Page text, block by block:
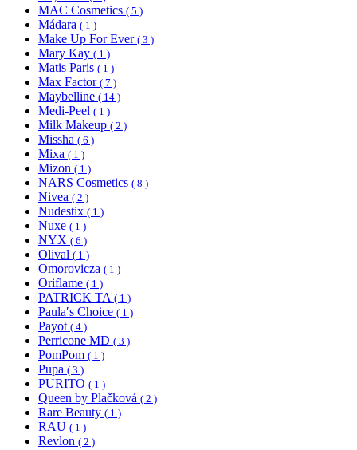
MAC Cosmetics ( 5 )
Mádara ( 1 )
Make Up For Ever ( 3 )
Mary Kay ( 1 )
Matis Paris ( 1 )
Max Factor ( 7 )
Maybelline ( 14 )
Medi-Peel ( 1 )
Milk Makeup ( 2 )
Missha ( 6 )
Mixa ( 1 )
Mizon ( 1 )
NARS Cosmetics ( 8 )
Nivea ( 2 )
Nudestix ( 1 )
Nuxe ( 1 )
NYX ( 6 )
Olival ( 1 )
Omorovicza ( 1 )
Oriflame ( 1 )
PATRICK TA ( 1 )
Paula′s Choice ( 1 )
Payot ( 4 )
Perricone MD ( 3 )
PomPom ( 1 )
Pupa ( 3 )
PURITO ( 1 )
Queen by Plačková ( 2 )
Rare Beauty ( 1 )
RAU ( 1 )
Revlon ( 2 )